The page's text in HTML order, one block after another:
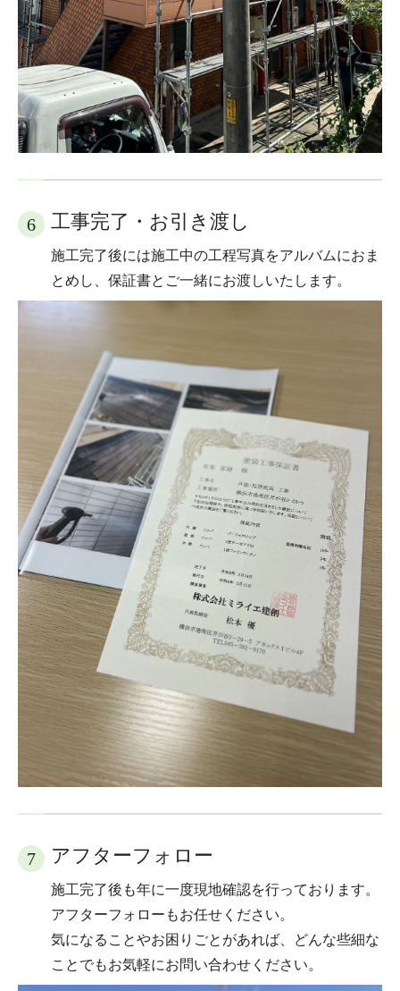
6 工事完了・お引き渡し
施工完了後には施工中の工程写真をアルバムにおま
とめし、保証書とご一緒にお渡しいたします。
7 アフターフォロー
施工完了後も年に一度現地確認を行っております。
アフターフォローもお任せください。
気になることやお困りごとがあれば、どんな些細な
ことでもお気軽にお問い合わせください。